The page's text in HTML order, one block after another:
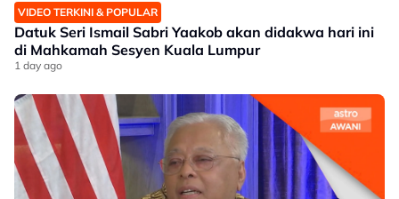
VIDEO TERKINI & POPULAR
Datuk Seri Ismail Sabri Yaakob akan didakwa hari ini
di Mahkamah Sesyen Kuala Lumpur
1 day ago